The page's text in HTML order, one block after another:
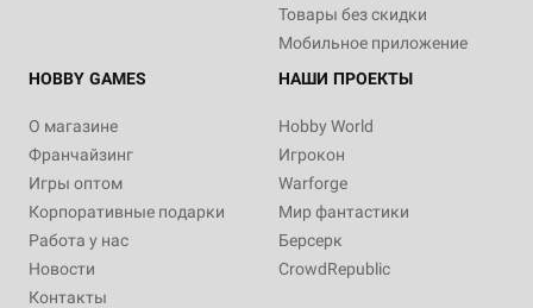
Товары без скидки
Мобильное приложение
HOBBY GAMES
О магазине
Франчайзинг
Игры оптом
Корпоративные подарки
Работа у нас
Новости
Контакты
НАШИ ПРОЕКТЫ
Hobby World
Игрокон
Warforge
Мир фантастики
Берсерк
CrowdRepublic